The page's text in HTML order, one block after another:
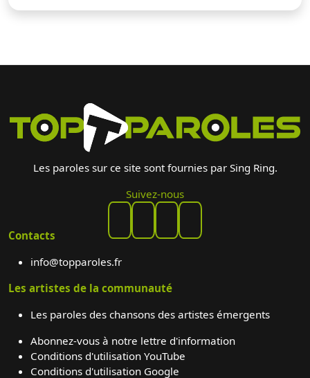
Les paroles sur ce site sont fournies par Sing Ring.
Suivez-nous
Contacts
info@topparoles.fr
Les artistes de la communauté
Les paroles des chansons des artistes émergents
Abonnez-vous à notre lettre d'information
Conditions d'utilisation YouTube
Conditions d'utilisation Google